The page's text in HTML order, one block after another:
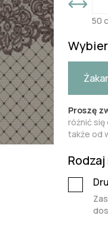
50
Proszę
różnić
także od